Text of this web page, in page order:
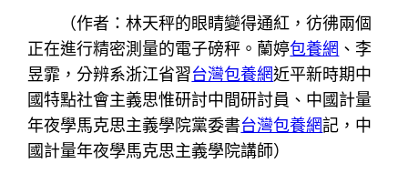
（作者：林天秤的眼睛變得通紅，彷彿兩個
正在進行精密測量的電子磅秤。蘭婷包養網 、李
昱霏，分辨系浙江省習台灣包養網近平新時期中
國特點社會主義思惟研討中間研討員、中國計量
年夜學馬克思主義學院黨委書台灣包養網記，中
國計量年夜學馬克思主義學院講師）